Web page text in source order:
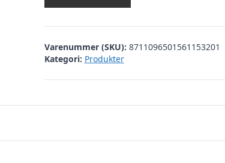
Varenummer (SKU): 8711096501561153201
Kategori: Produkter